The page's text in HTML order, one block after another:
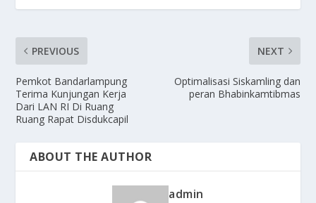
PREVIOUS
Pemkot Bandarlampung
Terima Kunjungan Kerja
Dari LAN RI Di Ruang
Ruang Rapat Disdukcapil
NEXT
Optimalisasi Siskamling dan
peran Bhabinkamtibmas
ABOUT THE AUTHOR
admin